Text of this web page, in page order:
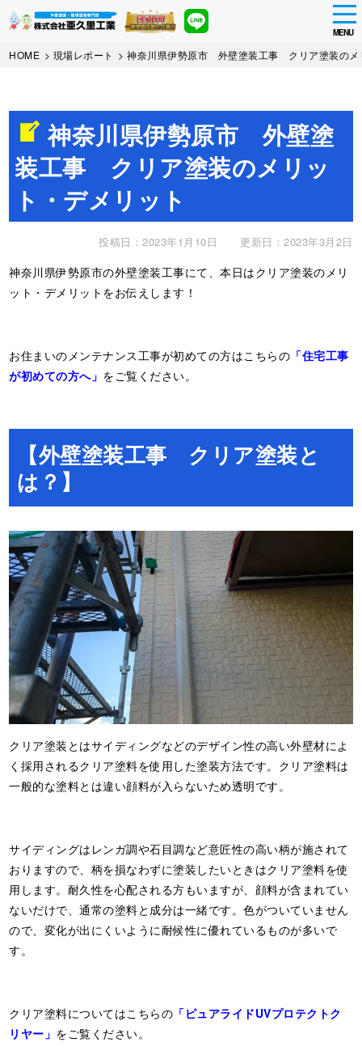
Skip
MENU
HOME > 現場レポート >神奈川県伊勢原市 外壁塗装工事 クリア塗装のメ
神奈川県伊勢原市 外壁塗
装工事 クリア塗装のメリッ
ト・デメリット
投稿日：2023年1月10日 更新日：2023年3月2日
神奈川県伊勢原市の外壁塗装工事にて、本日はクリア塗装のメリ
ット・デメリットをお伝えします！
お住まいのメンテナンス工事が初めての方はこちらの 「住宅工事
が初めての方へ」 をご覧ください。
【外壁塗装工事 クリア塗装と
は？】
クリア塗装とはサイディングなどのデザイン性の高い外壁材によ
く採用されるクリア塗料を使用した塗装方法です。クリア塗料は
一般的な塗料とは違い顔料が入らないため透明です。
サイディングはレンガ調や石目調など意匠性の高い柄が施されて
おりますので、柄を損なわずに塗装したいときはクリア塗料を使
用します。耐久性を心配される方もいますが、顔料が含まれてい
ないだけで、通常の塗料と成分は一緒です。色がついていません
ので、変化が出にくいように耐候性に優れているものが多いで
す。
クリア塗料についてはこちらの 「ピュアライドUVプロテクトク
リヤー」 をご覧ください。